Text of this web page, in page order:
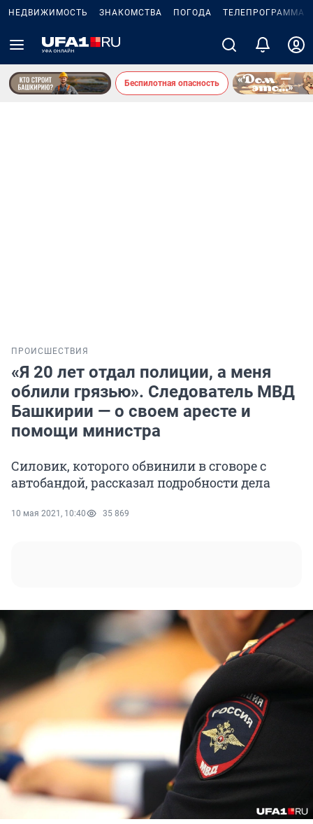
НЕДВИЖИМОСТЬ ЗНАКОМСТВА ПОГОДА ТЕЛЕПРОГРАММА
Беспилотная опасность
ПРОИСШЕСТВИЯ
«Я 20 лет отдал полиции, а меня
облили грязью». Следователь МВД
Башкирии — о своем аресте и
помощи министра
Силовик, которого обвинили в сговоре с
автобандой, рассказал подробности дела
10 мая 2021, 10:40 35 869